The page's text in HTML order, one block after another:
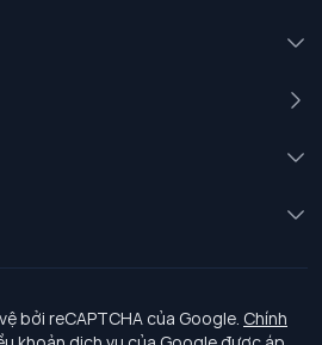
thiết
nhân
bởi reCAPTCHA của Google. Chính